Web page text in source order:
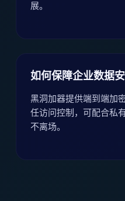
展。
如何保障企业数据安
黑洞加器提供端到端加
任访问控制，可配合私
不离场。